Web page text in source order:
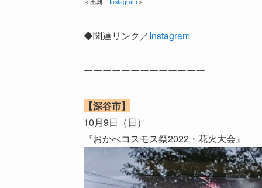
◆関連リンク／Instagram
ーーーーーーーーーーーーー
【深谷市】
10月9日（日）
『おかべコスモス祭2022・花火大会』